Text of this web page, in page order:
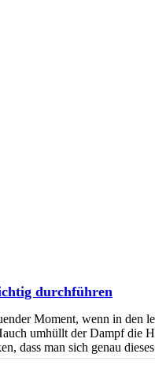
durchführen
Moment, wenn in den
umhüllt der Dampf die
dass man sich genau